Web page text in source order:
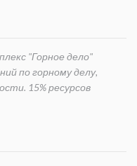
"Горное дело"
по горному делу,
15% ресурсов